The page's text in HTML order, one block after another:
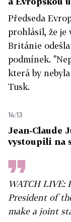
Předseda
prohlásil, že je
Británie
podmínek.
která by
Tusk.
14:13
Jean-Claude
vystoupili na
WATCH
President of
make a joint